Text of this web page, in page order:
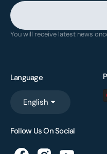
You will receive latest news
Language
English
Follow Us On Social